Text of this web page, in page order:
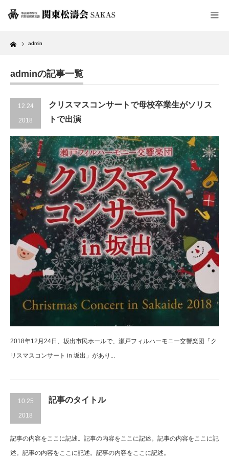
Home admin
adminの記事一覧
12.24
2018
クリスマスコンサートで母校卒業生がソリス
トで出演
2018年12月24日、坂出市民ホールで、瀬戸フィルハーモニー交響楽団「ク
リスマスコンサート in 坂出」があり...
10.25
2018
記事のタイトル
記事の内容をここに記述。記事の内容をここに記述。記事の内容をここに記
述。記事の内容をここに記述。記事の内容をここに記述。